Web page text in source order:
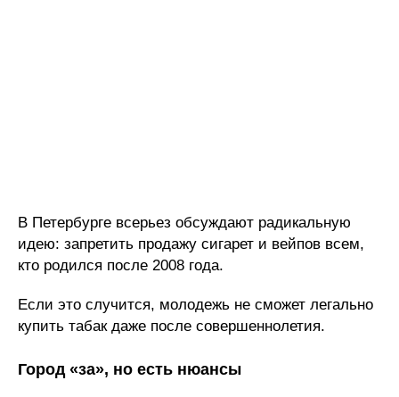
В Петербурге всерьез обсуждают радикальную
идею: запретить продажу сигарет и вейпов всем,
кто родился после 2008 года.
Если это случится, молодежь не сможет легально
купить табак даже после совершеннолетия.
Город «за», но есть нюансы